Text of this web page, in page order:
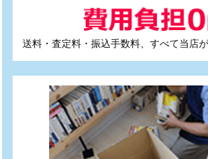
送料・査定料・振込手数料、すべて当店が